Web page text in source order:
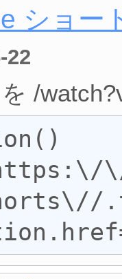
ショー
22
/
\/